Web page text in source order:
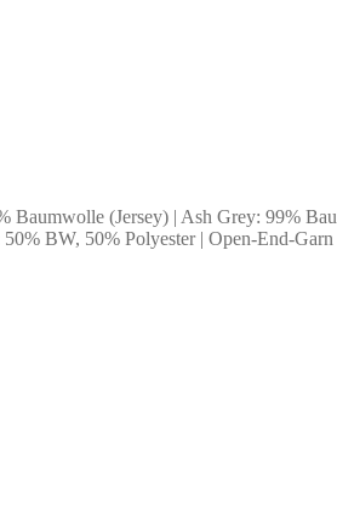
(Jersey) | Ash Grey: 99%
BW, 50% Polyester | Open-End-